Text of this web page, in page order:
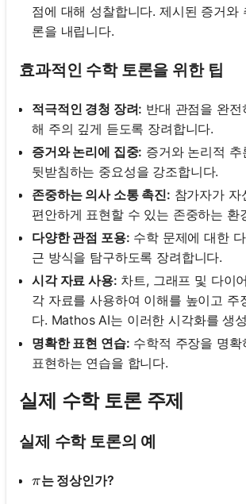
점에 대해 성찰합니다. 제시된 증거와
론을 내립니다.
효과적인 수학 토론을 위한 팁
적극적인 경청 장려: 반대 관점을 완전
해 주의 깊게 듣도록 장려합니다.
증거와 논리에 집중: 증거와 논리적
뒷받침하는 중요성을 강조합니다.
존중하는 의사 소통 촉진: 참가자가 자
편안하게 표현할 수 있는 존중하는 환
다양한 관점 포용: 수학 문제에 대한
근 방식을 탐구하도록 장려합니다.
시각 자료 사용: 차트, 그래프 및 다이
각 자료를 사용하여 이해를 높이고 주
다. Mathos AI는 이러한 시각화를 생
명확한 표현 연습: 수학적 주장을 명확
표현하는 연습을 합니다.
실제 수학 토론 주제
실제 수학 토론의 예
\pi
π는 정상인가?